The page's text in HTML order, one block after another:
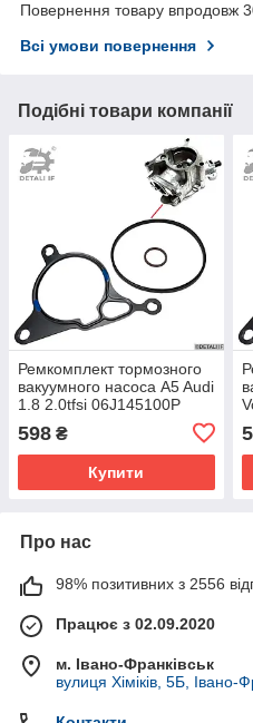
Повернення товару впродовж
Всі умови повернення
Подібні товари компанії
Ремкомплект тормозного
вакуумного насоса A5 Audi
1.8 2.0tfsi 06J145100P
06J145100C 06J145100G
06J145100N
598 ₴
Купити
Про нас
98% позитивних з 2556
Працює з 02.09.2020
м. Івано-Франківськ
вулиця Хіміків, 5Б, Івано-